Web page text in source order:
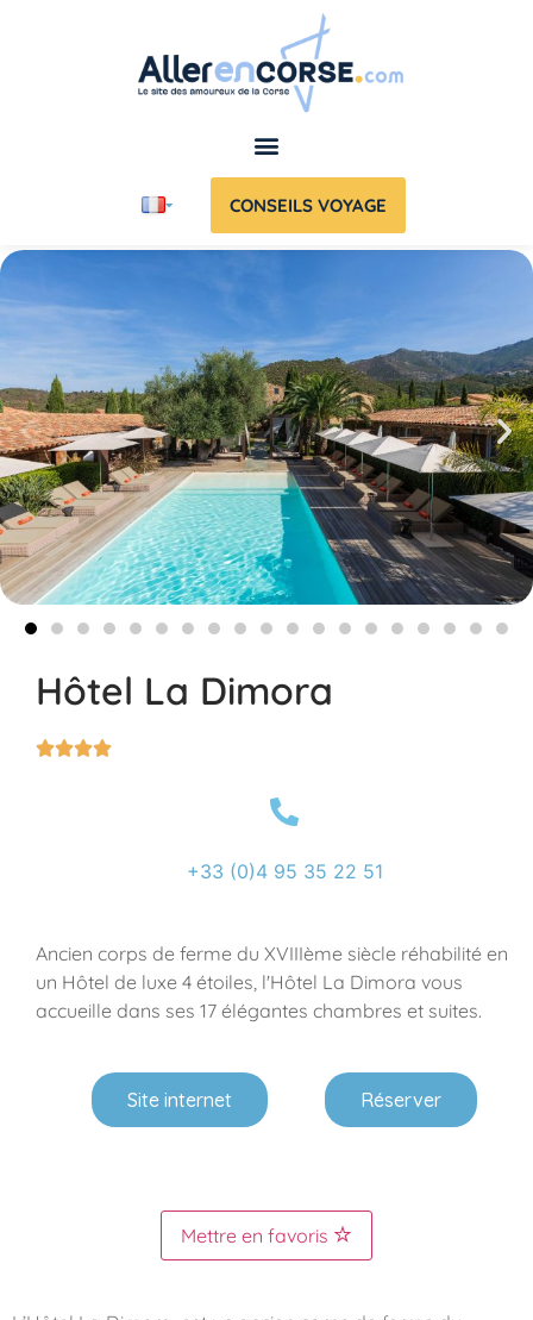
CONSEILS VOYAGE
Hôtel La Dimora

+33 (0)4 95 35 22 51
Ancien corps de ferme du XVIIIème siècle réhabilité en
un Hôtel de luxe 4 étoiles, l'Hôtel La Dimora vous
accueille dans ses 17 élégantes chambres et suites.
Site internet Réserver
Mettre en favoris